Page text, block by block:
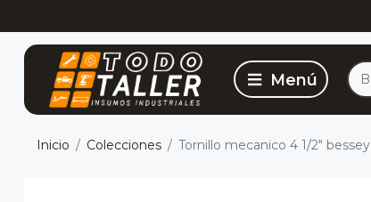
Inicio Colecciones Tornillo mecanico 4 1/2" bessey